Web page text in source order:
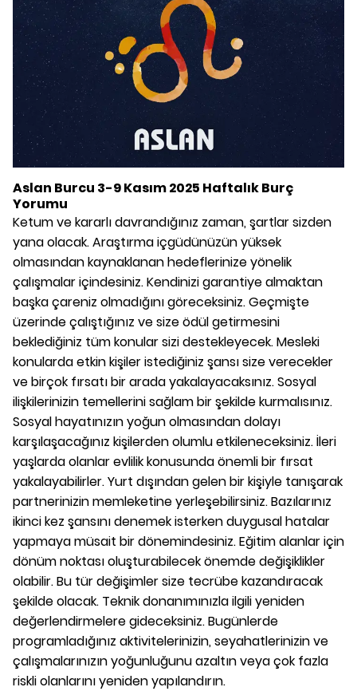
Aslan Burcu 3-9 Kasım 2025 Haftalık Burç
Yorumu
Ketum ve kararlı davrandığınız zaman, şartlar sizden
yana olacak. Araştırma içgüdünüzün yüksek
olmasından kaynaklanan hedeflerinize yönelik
çalışmalar içindesiniz. Kendinizi garantiye almaktan
başka çareniz olmadığını göreceksiniz. Geçmişte
üzerinde çalıştığınız ve size ödül getirmesini
beklediğiniz tüm konular sizi destekleyecek. Mesleki
konularda etkin kişiler istediğiniz şansı size verecekler
ve birçok fırsatı bir arada yakalayacaksınız. Sosyal
ilişkilerinizin temellerini sağlam bir şekilde kurmalısınız.
Sosyal hayatınızın yoğun olmasından dolayı
karşılaşacağınız kişilerden olumlu etkileneceksiniz. İleri
yaşlarda olanlar evlilik konusunda önemli bir fırsat
yakalayabilirler. Yurt dışından gelen bir kişiyle tanışarak
partnerinizin memleketine yerleşebilirsiniz. Bazılarınız
ikinci kez şansını denemek isterken duygusal hatalar
yapmaya müsait bir dönemindesiniz. Eğitim alanlar için
dönüm noktası oluşturabilecek önemde değişiklikler
olabilir. Bu tür değişimler size tecrübe kazandıracak
şekilde olacak. Teknik donanımınızla ilgili yeniden
değerlendirmelere gideceksiniz. Bugünlerde
programladığınız aktivitelerinizin, seyahatlerinizin ve
çalışmalarınızın yoğunluğunu azaltın veya çok fazla
riskli olanlarını yeniden yapılandırın.